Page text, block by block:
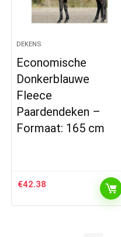
DEKENS
Economische
Donkerblauwe
Fleece
Paardendeken –
Formaat: 165 cm
€42.38